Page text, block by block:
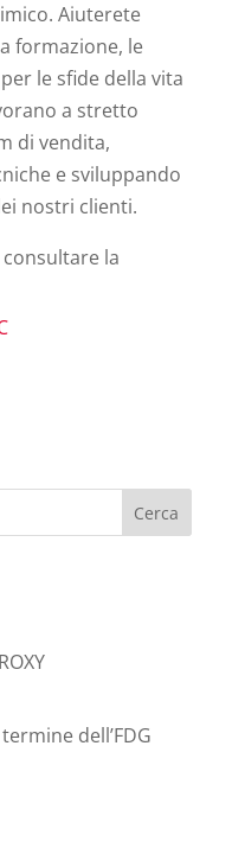
Aiuterete
formazione, le
le sfide della vita
a stretto
di vendita,
e sviluppando
nostri clienti.
la
dell’FDG